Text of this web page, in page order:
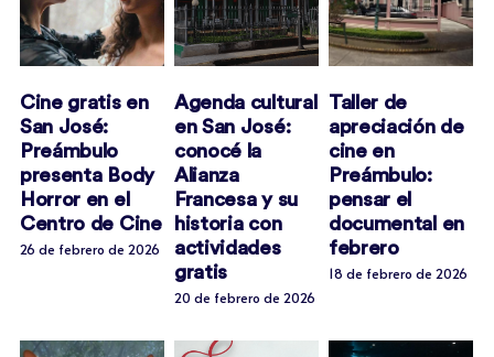
Cine gratis en
San José:
Preámbulo
presenta Body
Horror en el
Centro de Cine
26 de febrero de 2026
Agenda cultural
en San José:
conocé la
Alianza
Francesa y su
historia con
actividades
gratis
20 de febrero de 2026
Taller de
apreciación de
cine en
Preámbulo:
pensar el
documental en
febrero
18 de febrero de 2026